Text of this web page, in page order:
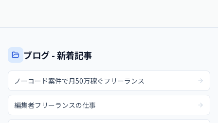
ブログ - 新着記事
ノーコード案件で月50万稼ぐフリーランス
編集者フリーランスの仕事